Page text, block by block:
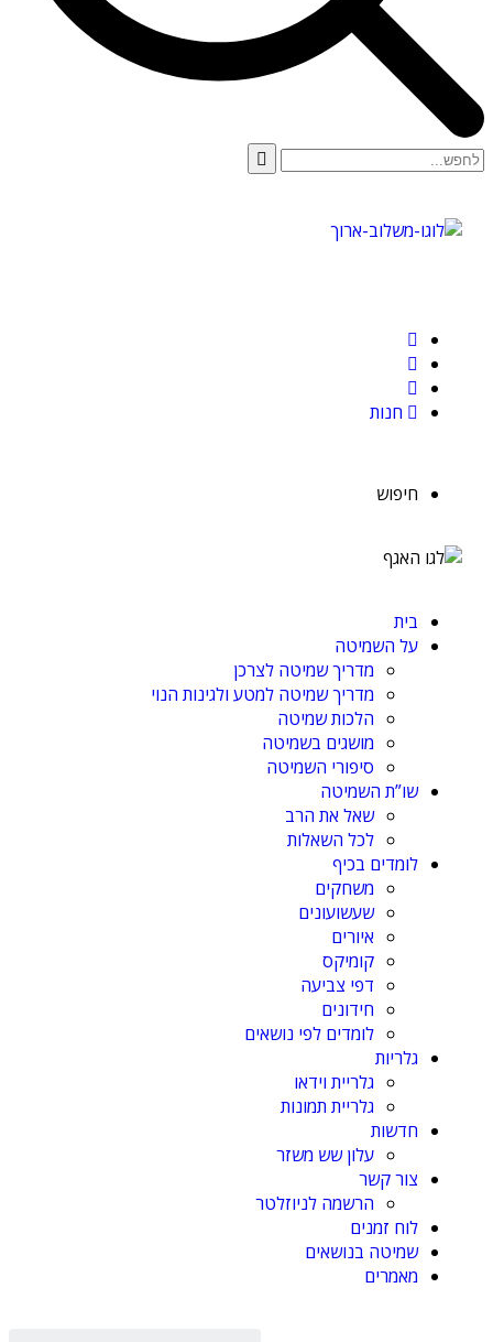
חנות
חיפוש
בית
על השמיטה
מדריך שמיטה לצרכן
מדריך שמיטה למטע ולגינות הנוי
הלכות שמיטה
מושגים בשמיטה
סיפורי השמיטה
שו”ת השמיטה
שאל את הרב
לכל השאלות
לומדים בכיף
משחקים
שעשועונים
איורים
קומיקס
דפי צביעה
חידונים
לומדים לפי נושאים
גלריות
גלריית וידאו
גלריית תמונות
חדשות
עלון שש משזר
צור קשר
הרשמה לניוזלטר
לוח זמנים
שמיטה בנושאים
מאמרים